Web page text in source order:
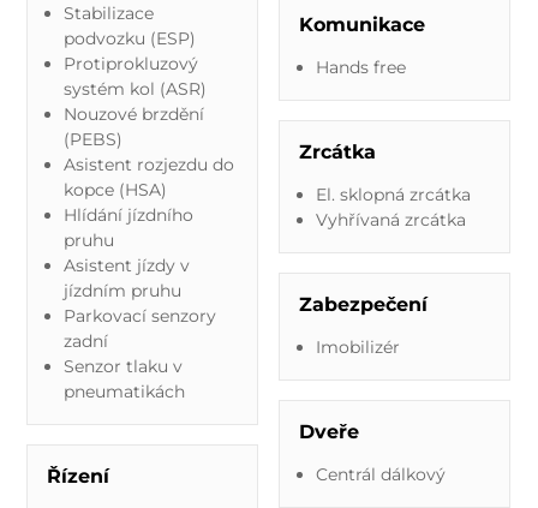
Stabilizace
podvozku (ESP)
Protiprokluzový
systém kol (ASR)
Nouzové brzdění
(PEBS)
Asistent rozjezdu do
kopce (HSA)
Hlídání jízdního
pruhu
Asistent jízdy v
jízdním pruhu
Parkovací senzory
zadní
Senzor tlaku v
pneumatikách
Řízení
Komunikace
Hands free
Zrcátka
El. sklopná zrcátka
Vyhřívaná zrcátka
Zabezpečení
Imobilizér
Dveře
Centrál dálkový